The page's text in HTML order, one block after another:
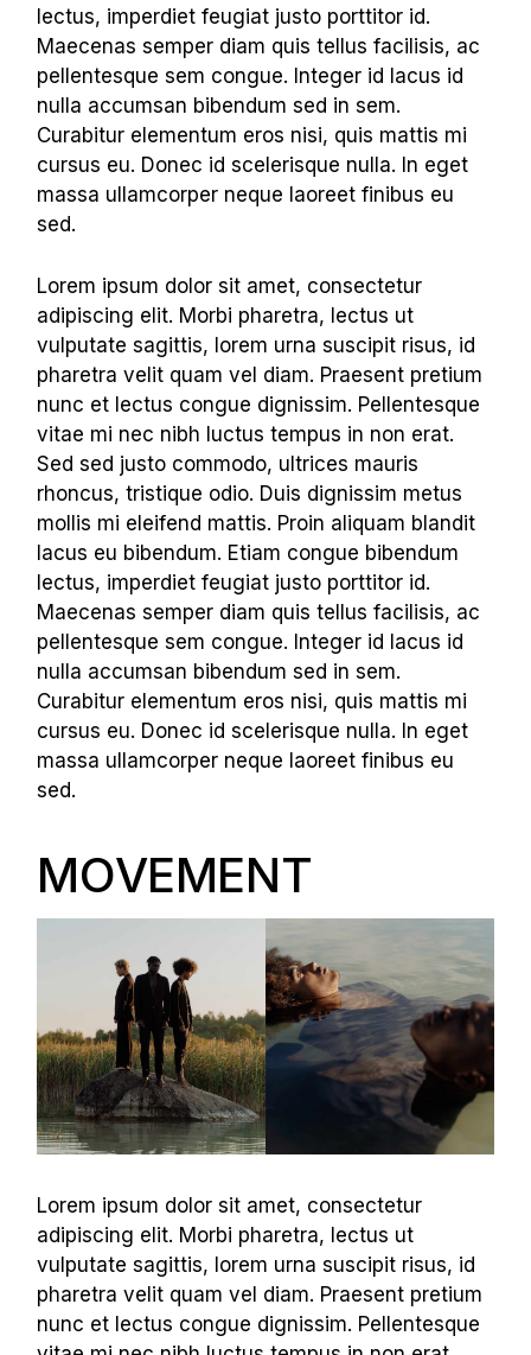
lectus, imperdiet feugiat justo porttitor id.
Maecenas semper diam quis tellus facilisis, ac
pellentesque sem congue. Integer id lacus id
nulla accumsan bibendum sed in sem.
Curabitur elementum eros nisi, quis mattis mi
cursus eu. Donec id scelerisque nulla. In eget
massa ullamcorper neque laoreet finibus eu
sed.
Lorem ipsum dolor sit amet, consectetur
adipiscing elit. Morbi pharetra, lectus ut
vulputate sagittis, lorem urna suscipit risus, id
pharetra velit quam vel diam. Praesent pretium
nunc et lectus congue dignissim. Pellentesque
vitae mi nec nibh luctus tempus in non erat.
Sed sed justo commodo, ultrices mauris
rhoncus, tristique odio. Duis dignissim metus
mollis mi eleifend mattis. Proin aliquam blandit
lacus eu bibendum. Etiam congue bibendum
lectus, imperdiet feugiat justo porttitor id.
Maecenas semper diam quis tellus facilisis, ac
pellentesque sem congue. Integer id lacus id
nulla accumsan bibendum sed in sem.
Curabitur elementum eros nisi, quis mattis mi
cursus eu. Donec id scelerisque nulla. In eget
massa ullamcorper neque laoreet finibus eu
sed.
MOVEMENT
Lorem ipsum dolor sit amet, consectetur
adipiscing elit. Morbi pharetra, lectus ut
vulputate sagittis, lorem urna suscipit risus, id
pharetra velit quam vel diam. Praesent pretium
nunc et lectus congue dignissim. Pellentesque